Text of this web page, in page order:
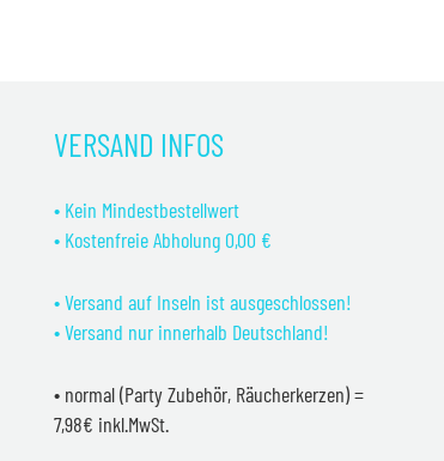
VERSAND INFOS
• Kein Mindestbestellwert
• Kostenfreie Abholung 0,00 €
• Versand auf Inseln ist ausgeschlossen!
• Versand nur innerhalb Deutschland!
• normal (Party Zubehör, Räucherkerzen) =
7,98€ inkl.MwSt.